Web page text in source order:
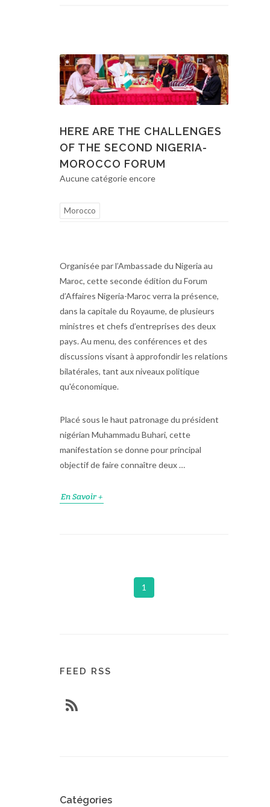
HERE ARE THE CHALLENGES
OF THE SECOND NIGERIA-
MOROCCO FORUM
Aucune catégorie encore
Morocco
Organisée par l’Ambassade du Nigeria au
Maroc, cette seconde édition du Forum
d’Affaires Nigeria-Maroc verra la présence,
dans la capitale du Royaume, de plusieurs
ministres et chefs d’entreprises des deux
pays. Au menu, des conférences et des
discussions visant à approfondir les relations
bilatérales, tant aux niveaux politique
qu'économique.
Placé sous le haut patronage du président
nigérian Muhammadu Buhari, cette
manifestation se donne pour principal
objectif de faire connaître deux …
En Savoir +
1
FEED RSS
Catégories